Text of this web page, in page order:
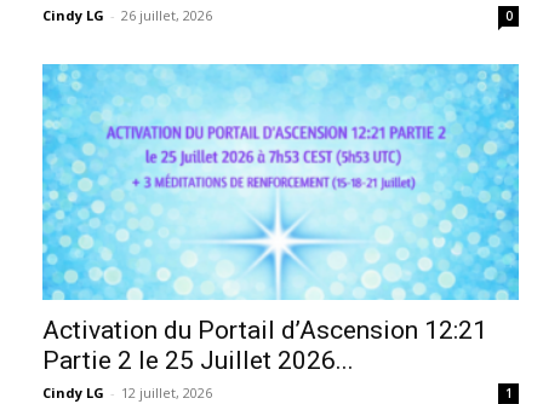
Cindy LG - 26 juillet, 2026 0
Activation du Portail d’Ascension 12:21
Partie 2 le 25 Juillet 2026...
Cindy LG - 12 juillet, 2026 1